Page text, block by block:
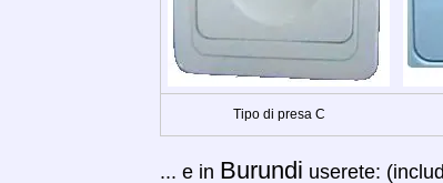
Tipo di presa C
... e in Burundi userete: